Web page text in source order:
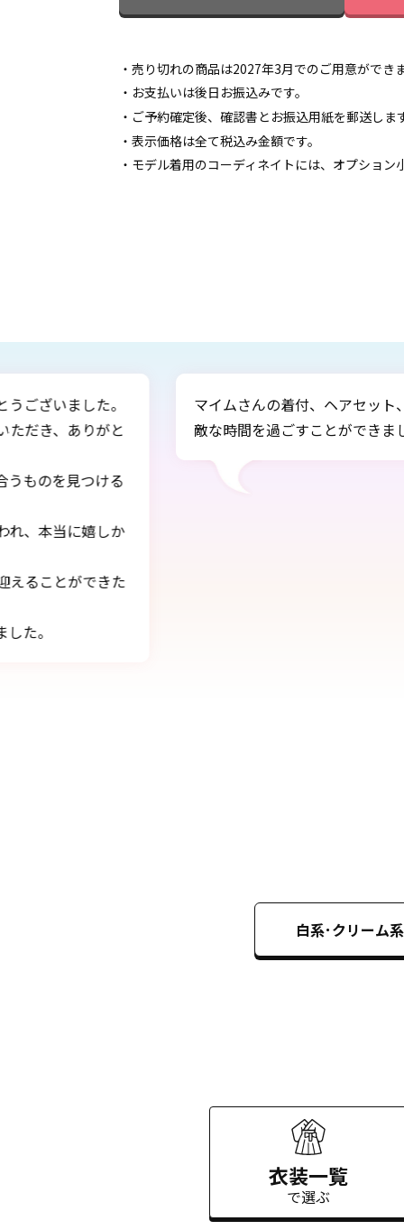
・売り切れの商品は2027年3月でのご用意がで
・お支払いは後日お振込みです。
・ご予約確定後、確認書とお振込用紙を郵送し
・表示価格は全て税込み金額です。
・モデル着用のコーディネイトには、オプショ
きれいなお着物のおかげで、卒業式では素
た。ありがとうございました!!
この
式当
白系･クリーム系
衣装一覧
で選ぶ